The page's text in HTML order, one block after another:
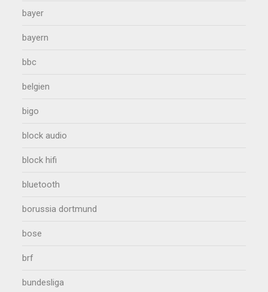
bayer
bayern
bbc
belgien
bigo
block audio
block hifi
bluetooth
borussia dortmund
bose
brf
bundesliga